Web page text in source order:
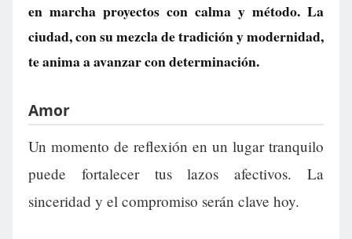
en marcha proyectos con calma y método. La
ciudad, con su mezcla de tradición y modernidad,
te anima a avanzar con determinación.
Amor
Un momento de reflexión en un lugar tranquilo
puede fortalecer tus lazos afectivos. La
sinceridad y el compromiso serán clave hoy.